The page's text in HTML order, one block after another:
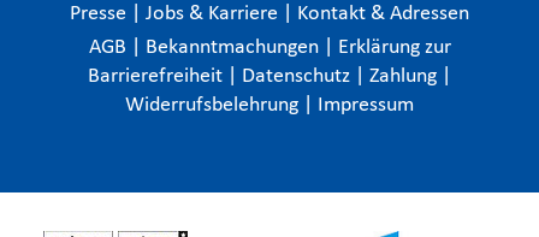
Presse Jobs & Karriere
Kontakt & Adressen
AGB
Bekanntmachungen
Erklärung zur
Barrierefreiheit
Datenschutz Zahlung
Widerrufsbelehrung
Impressum